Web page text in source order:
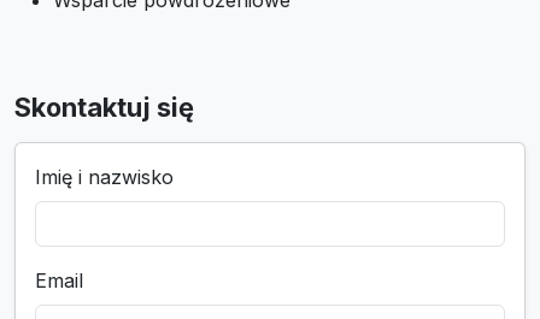
Skontaktuj się
Imię i nazwisko
Email